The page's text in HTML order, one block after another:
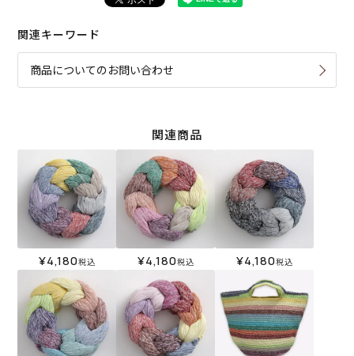
関連キーワード
商品についてのお問い合わせ
関連商品
¥4,180税込 ¥4,180税込 ¥4,180税込